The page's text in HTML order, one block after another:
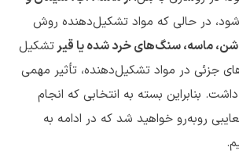
در حالی که مواد تشکیل‌دهنده روش
شن، ماسه، سنگ‌های خرد شده یا قیرتشکیل
جزئی در مواد تشکیل‌دهنده، تأثیر مهمی
بنابراین بسته به انتخابی که انجام
روبه‌رو خواهید شد که در ادامه به